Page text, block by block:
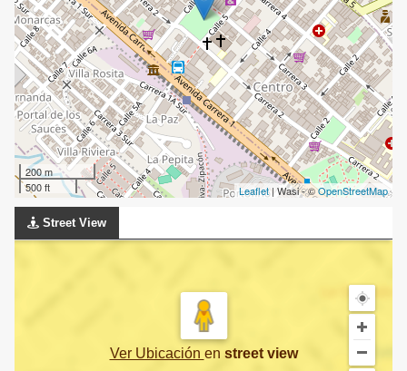
200 m
500 ft
Leaflet| Wasi - ©OpenStreetMap
Street View
Ver Ubicación en street view